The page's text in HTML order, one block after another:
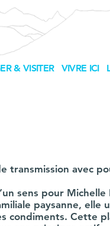
& VISITER VIVRE ICI
transmission avec
sens pour
paysanne, elle
condiments. Cette